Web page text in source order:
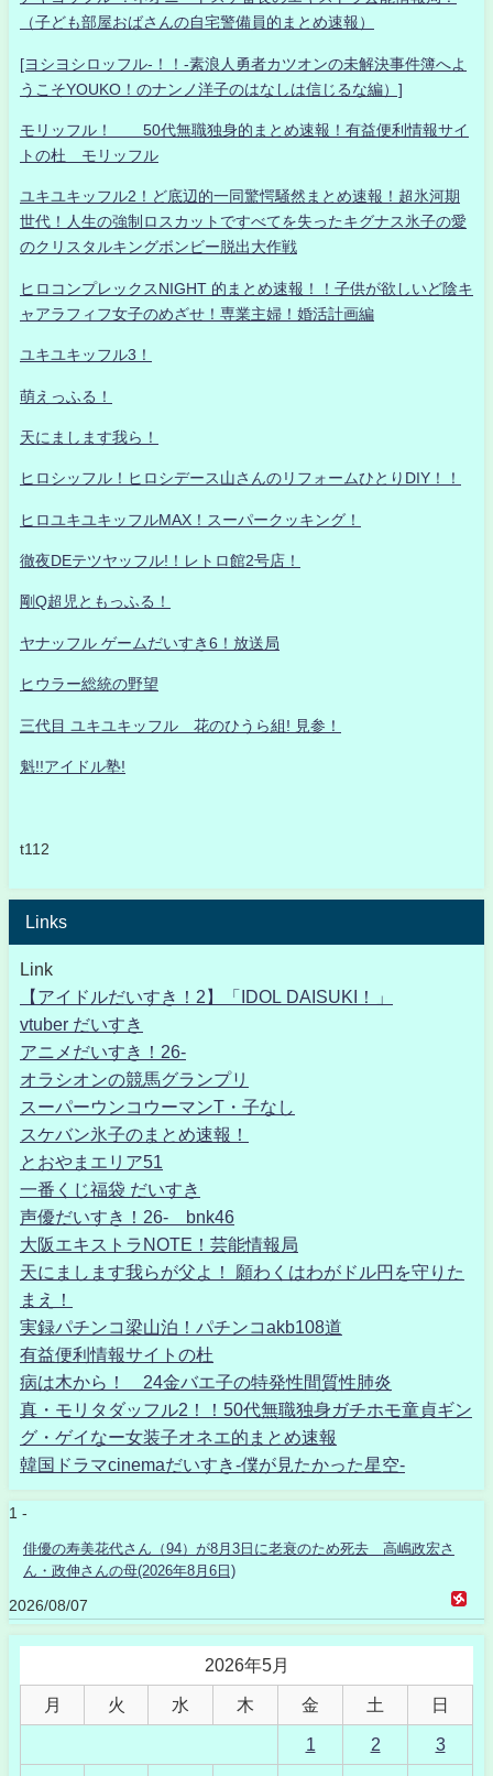
（子ども部屋おばさんの自宅警備員的まとめ速報）
[ヨシヨシロッフル-！！-素浪人勇者カツオンの未解決事件簿へよ
うこそYOUKO！のナンノ洋子のはなしは信じるな編）]
モリッフル！ 50代無職独身的まとめ速報！有益便利情報サイ
トの杜 モリッフル
ユキユキッフル2！ど底辺的一同驚愕騒然まとめ速報！超氷河期
世代！人生の強制ロスカットですべてを失ったキグナス氷子の愛
のクリスタルキングボンビー脱出大作戦
ヒロコンプレックスNIGHT 的まとめ速報！！子供が欲しいど陰キ
ャアラフィフ女子のめざせ！専業主婦！婚活計画編
ユキユキッフル3！
萌えっふる！
天にまします我ら！
ヒロシッフル！ヒロシデース山さんのリフォームひとりDIY！！
ヒロユキユキッフルMAX！スーパークッキング！
徹夜DEテツヤッフル!！レトロ館2号店！
剛Q超児ともっふる！
ヤナッフル ゲームだいすき6！放送局
ヒウラー総統の野望
三代目 ユキユキッフル 花のひうら組! 見参！
魁!!アイドル塾!
t112
Links
Link
【アイドルだいすき！2】「IDOL DAISUKI！」
vtuber だいすき
アニメだいすき！26-
オラシオンの競馬グランプリ
スーパーウンコウーマンT・子なし
スケバン氷子のまとめ速報！
とおやまエリア51
一番くじ福袋 だいすき
声優だいすき！26- bnk46
大阪エキストラNOTE！芸能情報局
天にまします我らが父よ！ 願わくはわがドル円を守りた
まえ！
実録パチンコ梁山泊！パチンコakb108道
有益便利情報サイトの杜
病は木から！ 24金バエ子の特発性間質性肺炎
真・モリタダッフル2！！50代無職独身ガチホモ童貞ギン
グ・ゲイなー女装子オネエ的まとめ速報
韓国ドラマcinemaだいすき-僕が見たかった星空-
1 -
俳優の寿美花代さん（94）が8月3日に老衰のため死去 高嶋政宏さ
ん・政伸さんの母(2026年8月6日)
2026/08/07
2026年5月
月 火 水 木 金 土 日
1 2 3